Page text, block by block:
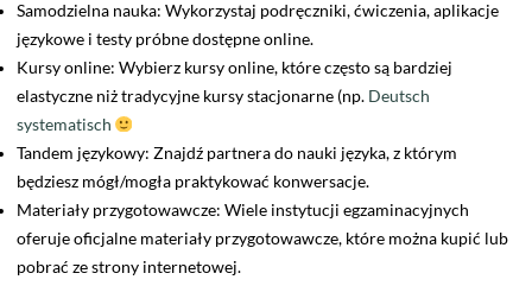
Samodzielna nauka: Wykorzystaj podręczniki, ćwiczenia, aplikacje
językowe i testy próbne dostępne online.
Kursy online: Wybierz kursy online, które często są bardziej
elastyczne niż tradycyjne kursy stacjonarne (np. Deutsch
systematisch
Tandem językowy: Znajdź partnera do nauki języka, z którym
będziesz mógł/mogła praktykować konwersacje.
Materiały przygotowawcze: Wiele instytucji egzaminacyjnych
oferuje oficjalne materiały przygotowawcze, które można kupić lub
pobrać ze strony internetowej.